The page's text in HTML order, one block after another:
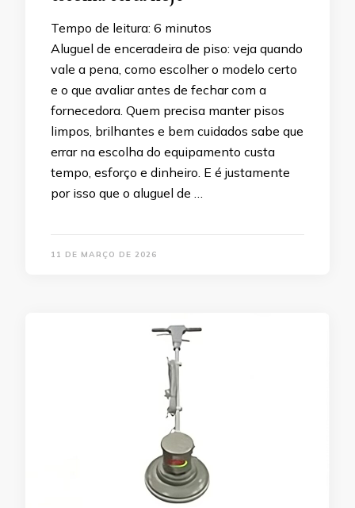
Tempo de leitura: 6 minutos
Aluguel de enceradeira de piso: veja quando
vale a pena, como escolher o modelo certo
e o que avaliar antes de fechar com a
fornecedora. Quem precisa manter pisos
limpos, brilhantes e bem cuidados sabe que
errar na escolha do equipamento custa
tempo, esforço e dinheiro. E é justamente
por isso que o aluguel de …
11 DE MARÇO DE 2026